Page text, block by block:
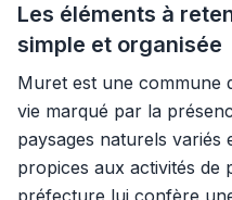
Les éléments à
simple et organisée
Muret est une commune
vie marqué par la
paysages naturels variés
propices aux activités de
préfecture lui confère